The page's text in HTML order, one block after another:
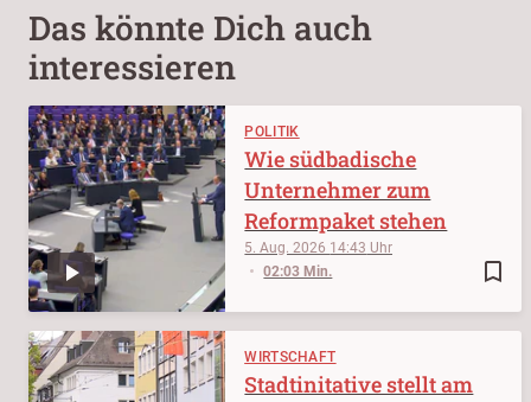
Das könnte Dich auch
interessieren
POLITIK
bookmark_border
5. Aug. 2026 14:43
02:03 Min.
Wie südbadische
Unternehmer zum
Reformpaket stehen
WIRTSCHAFT
Stadtinitative stellt am